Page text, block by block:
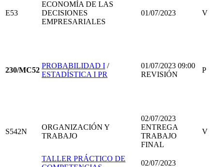
E53
ECONOMÍA DE LAS
DECISIONES
EMPRESARIALES
01/07/2023 V
230/MC52
PROBABILIDAD I /
ESTADÍSTICA I PR
01/07/2023 09:00
REVISIÓN
P
S542N
ORGANIZACIÓN Y
TRABAJO
02/07/2023
ENTREGA
TRABAJO
FINAL
V
TALLER PRÁCTICO DE
02/07/2023